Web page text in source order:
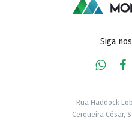
Siga
Rua Haddock
Cerqueira César,